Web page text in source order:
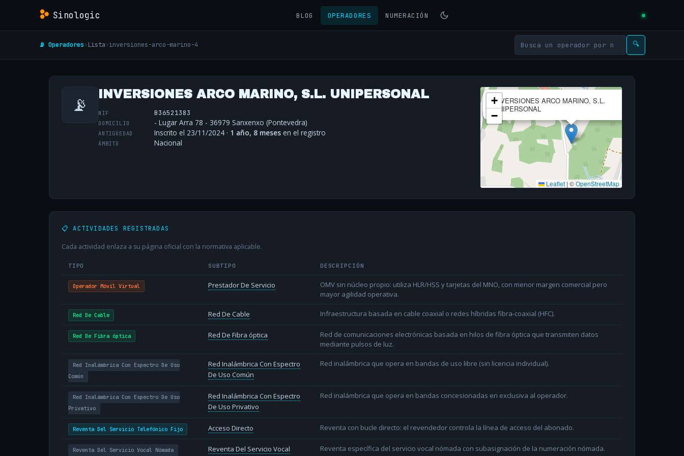
Sinologic BLOG OPERADORES NUMERACIÓN
📡 Operadores› Lista›inversiones-arco-marino-4 🔍
📡 INVERSIONES ARCO MARINO, S.L. UNIPERSONAL
NIF B36521383
DOMICILIO - Lugar Arra 78 - 36979 Sanxenxo (Pontevedra)
ANTIGÜEDAD Inscrito el 23/11/2024 · 1 año, 8 meses en el registro
ÁMBITO Nacional
INVERSIONES ARCO MARINO, S.L.
UNIPERSONAL
+
−
Leaflet | ©OpenStreetMap
📋 ACTIVIDADES REGISTRADAS
Cada actividad enlaza a su página oficial con la normativa aplicable.
TIPO SUBTIPO DESCRIPCIÓN
Operador Móvil Virtual Prestador De Servicio
OMV sin núcleo propio: utiliza HLR/HSS y tarjetas del MNO, con menor margen comercial pero
mayor agilidad operativa.
Red De Cable Red De Cable Infraestructura basada en cable coaxial o redes híbridas fibra-coaxial (HFC).
Red De Fibra óptica Red De Fibra óptica
Red de comunicaciones electrónicas basada en hilos de fibra óptica que transmiten datos
mediante pulsos de luz.
Red Inalámbrica Con Espectro De Uso
Común
Red Inalámbrica Con Espectro
De Uso Común
Red inalámbrica que opera en bandas de uso libre (sin licencia individual).
Red Inalámbrica Con Espectro De Uso
Privativo
Red Inalámbrica Con Espectro
De Uso Privativo
Red inalámbrica que opera en bandas concesionadas en exclusiva al operador.
Reventa Del Servicio Telefónico Fijo Acceso Directo Reventa con bucle directo: el revendedor controla la línea de acceso del abonado.
Reventa Del Servicio Vocal Nómada
Reventa Del Servicio Vocal
Reventa específica del servicio vocal nómada con subasignación de la numeración nómada.